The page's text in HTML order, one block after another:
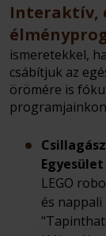
Interaktív,
ismeretekkel,
csábítjuk az
örömére is
LEGO
és